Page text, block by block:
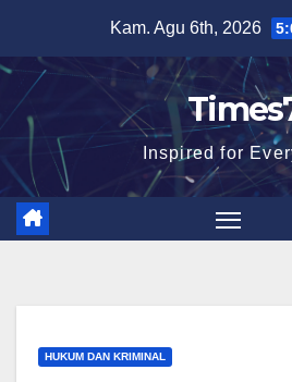
content
Kam. Agu 6th, 2026
Inspired for
HUKUM DAN KRIMINAL